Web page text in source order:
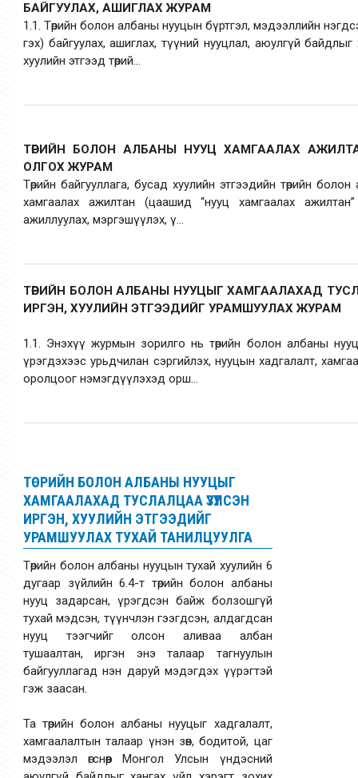
БАЙГУУЛАХ, АШИГЛАХ ЖУРАМ
1.1. Төрийн болон албаны нууцын бүртгэл, мэдээллийн
гэх) байгуулах, ашиглах, түүний нууцлал, аюулгүй байдлыг
хуулийн этгээд төрий...
ТӨРИЙН БОЛОН АЛБАНЫ НУУЦ ХАМГААЛАХ
ОЛГОХ ЖУРАМ
Төрийн байгууллага, бусад хуулийн этгээдийн төрийн
хамгаалах ажилтан (цаашид “нууц хамгаалах
ажиллуулах, мэргэшүүлэх, ү...
ТӨРИЙН БОЛОН АЛБАНЫ НУУЦЫГ ХАМГААЛАХАД
ИРГЭН, ХУУЛИЙН ЭТГЭЭДИЙГ УРАМШУУЛАХ ЖУРАМ
1.1. Энэхүү журмын зорилго нь төрийн болон албаны
үрэгдэхээс урьдчилан сэргийлэх, нууцын хадгалалт,
оролцоог нэмэгдүүлэхэд орш...
ТӨРИЙН БОЛОН АЛБАНЫ НУУЦЫГ
ХАМГААЛАХАД ТУСЛАЛЦАА ҮЗҮҮЛСЭН
ИРГЭН, ХУУЛИЙН ЭТГЭЭДИЙГ
УРАМШУУЛАХ ТУХАЙ ТАНИЛЦУУЛГА
Төрийн болон албаны нууцын тухай хуулийн 6
дугаар зүйлийн 6.4-т төрийн болон албаны
нууц задарсан, үрэгдсэн байж болзошгүй
тухай мэдсэн, түүнчлэн гээгдсэн, алдагдсан
нууц тээгчийг олсон аливаа албан
тушаалтан, иргэн энэ талаар тагнуулын
байгууллагад нэн даруй мэдэгдэх үүрэгтэй
гэж заасан.
Та төрийн болон албаны нууцыг хадгалалт,
хамгаалалтын талаар үнэн зөв, бодитой, цаг
мэдээлэл өгснөөр Монгол Улсын үндэсний